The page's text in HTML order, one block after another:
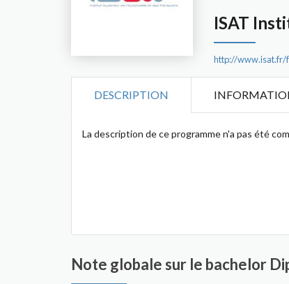
ISAT
http://www.isat.fr/
DESCRIPTION
La description de ce programme n'a pas été
Note globale sur le bachelor